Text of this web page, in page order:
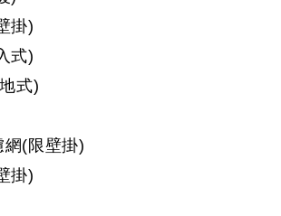
掛)
式)
式)
網(限壁掛)
掛)